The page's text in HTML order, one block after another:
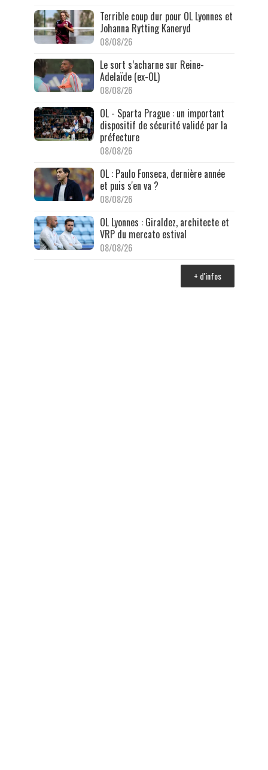
Terrible coup dur pour OL Lyonnes et
Johanna Rytting Kaneryd
08/08/26
Le sort s’acharne sur Reine-
Adelaïde (ex-OL)
08/08/26
OL - Sparta Prague : un important
dispositif de sécurité validé par la
préfecture
08/08/26
OL : Paulo Fonseca, dernière année
et puis s'en va ?
08/08/26
OL Lyonnes : Giraldez, architecte et
VRP du mercato estival
08/08/26
+ d'infos